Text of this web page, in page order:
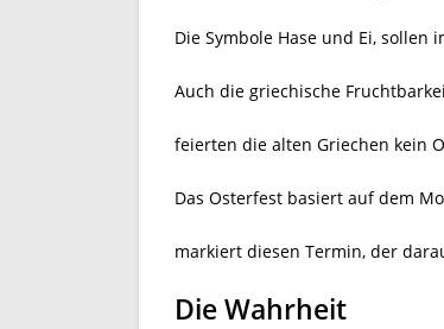
Die Symbole Hase und Ei,
Auch die griechische
feierten die alten Griechen kein
Das Osterfest basiert auf dem
markiert diesen Termin, der
Die Wahrheit